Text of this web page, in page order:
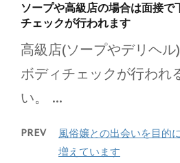
ソープや高級店の場合は面接で
チェックが行われます
高級店(ソープやデリヘ
ボディチェックが行われ
い。 ...
PREV
風俗嬢との出会いを目的
増えています